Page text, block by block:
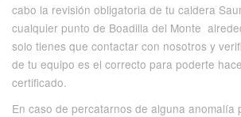
cabo la revisión obligatoria de tu caldera
cualquier punto de Boadilla del Monte
solo tienes que contactar con nosotros y
de tu equipo es el correcto para poderte
certificado.
En caso de percatarnos de alguna anomalía